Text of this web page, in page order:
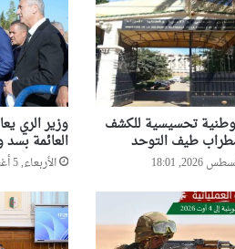
تحسيسية للكشف
طيف التوحد
وزير الري
العائمة بسد
الأربعاء, 5 أغسطس 2026, 17:54